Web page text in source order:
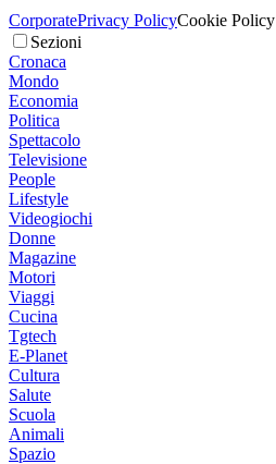
CorporatePrivacy PolicyCookie Policy
Sezioni
Cronaca
Mondo
Economia
Politica
Spettacolo
Televisione
People
Lifestyle
Videogiochi
Donne
Magazine
Motori
Viaggi
Cucina
Tgtech
E-Planet
Cultura
Salute
Scuola
Animali
Spazio